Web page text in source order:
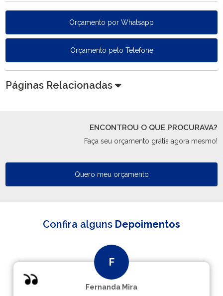
Orçamento por Whatsapp
Orçamento pelo Telefone
Páginas Relacionadas
ENCONTROU O QUE PROCURAVA?
Faça seu orçamento grátis agora mesmo!
Quero meu orçamento
Confira alguns Depoimentos
Fernanda Mira